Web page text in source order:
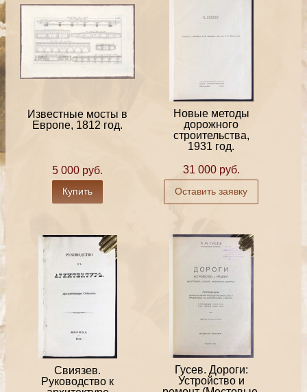
Известные мосты в
Европе, 1812 год.
5 000 руб.
Купить
Новые методы
дорожного
строительства,
1931 год.
31 000 руб.
Оставить заявку
Свиязев.
Руководство к
Гусев. Дороги:
Устройство и